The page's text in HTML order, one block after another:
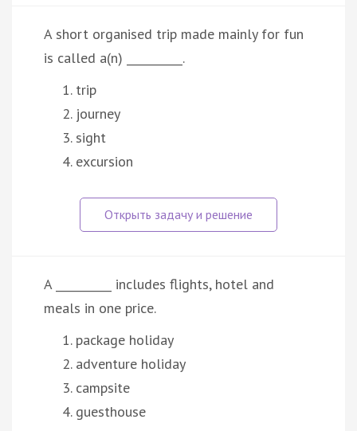
A short organised trip made mainly for fun
is called a(n) __________.
trip
journey
sight
excursion
A __________ includes flights, hotel and
meals in one price.
package holiday
adventure holiday
campsite
guesthouse